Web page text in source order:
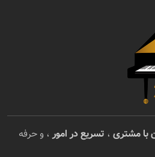
با مشتری ، تسریع در امور ، و حرفه